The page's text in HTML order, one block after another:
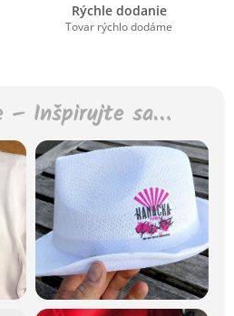
Rýchle dodanie
Tovar rýchlo dodáme
– Inšpirujte sa…